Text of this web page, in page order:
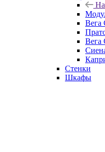
Вега
Вега
Стенки
Шкафы